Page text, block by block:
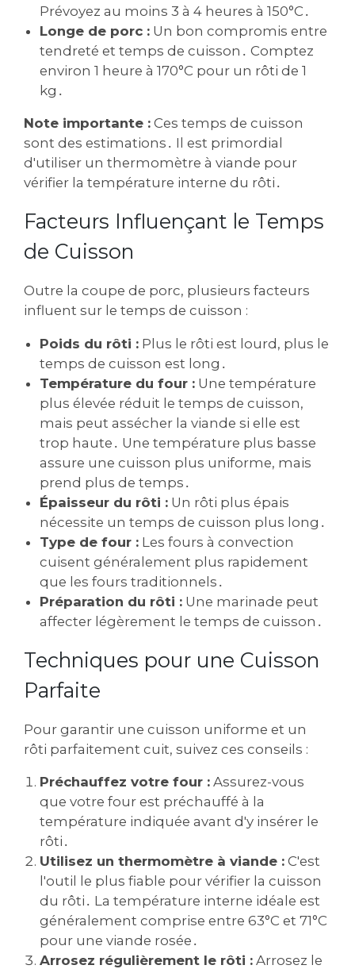
Prévoyez au moins 3 à 4 heures à 150°C․
Longe de porc : Un bon compromis entre
tendreté et temps de cuisson․ Comptez
environ 1 heure à 170°C pour un rôti de 1
kg․
Note importante : Ces temps de cuisson
sont des estimations․ Il est primordial
d'utiliser un thermomètre à viande pour
vérifier la température interne du rôti․
Facteurs Influençant le Temps
de Cuisson
Outre la coupe de porc, plusieurs facteurs
influent sur le temps de cuisson :
Poids du rôti : Plus le rôti est lourd, plus le
temps de cuisson est long․
Température du four : Une température
plus élevée réduit le temps de cuisson,
mais peut assécher la viande si elle est
trop haute․ Une température plus basse
assure une cuisson plus uniforme, mais
prend plus de temps․
Épaisseur du rôti : Un rôti plus épais
nécessite un temps de cuisson plus long․
Type de four : Les fours à convection
cuisent généralement plus rapidement
que les fours traditionnels․
Préparation du rôti : Une marinade peut
affecter légèrement le temps de cuisson․
Techniques pour une Cuisson
Parfaite
Pour garantir une cuisson uniforme et un
rôti parfaitement cuit, suivez ces conseils :
Préchauffez votre four : Assurez-vous
que votre four est préchauffé à la
température indiquée avant d'y insérer le
rôti․
Utilisez un thermomètre à viande : C'est
l'outil le plus fiable pour vérifier la cuisson
du rôti․ La température interne idéale est
généralement comprise entre 63°C et 71°C
pour une viande rosée․
Arrosez régulièrement le rôti : Arrosez le